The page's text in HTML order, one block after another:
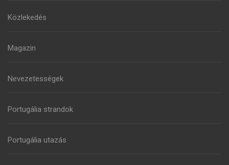
Közlekedés
Magazin
Nevezetességek
Portugália strandok
Portugália utazás